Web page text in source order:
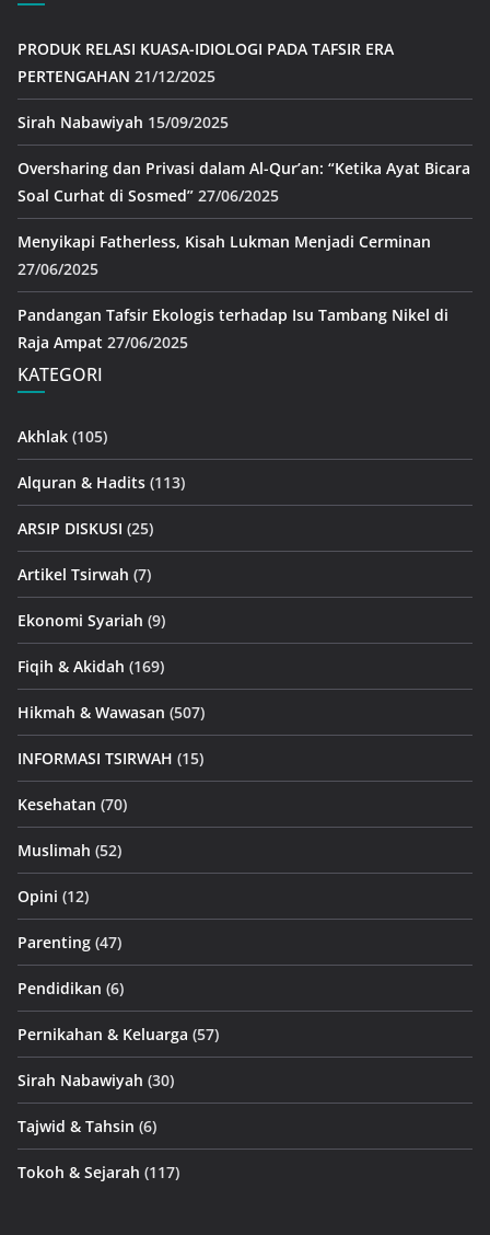
PRODUK RELASI KUASA-IDIOLOGI PADA TAFSIR ERA
PERTENGAHAN 21/12/2025
Sirah Nabawiyah 15/09/2025
Oversharing dan Privasi dalam Al-Qur’an: “Ketika Ayat Bicara
Soal Curhat di Sosmed” 27/06/2025
Menyikapi Fatherless, Kisah Lukman Menjadi Cerminan
27/06/2025
Pandangan Tafsir Ekologis terhadap Isu Tambang Nikel di
Raja Ampat 27/06/2025
KATEGORI
Akhlak (105)
Alquran & Hadits (113)
ARSIP DISKUSI (25)
Artikel Tsirwah (7)
Ekonomi Syariah (9)
Fiqih & Akidah (169)
Hikmah & Wawasan (507)
INFORMASI TSIRWAH (15)
Kesehatan (70)
Muslimah (52)
Opini (12)
Parenting (47)
Pendidikan (6)
Pernikahan & Keluarga (57)
Sirah Nabawiyah (30)
Tajwid & Tahsin (6)
Tokoh & Sejarah (117)